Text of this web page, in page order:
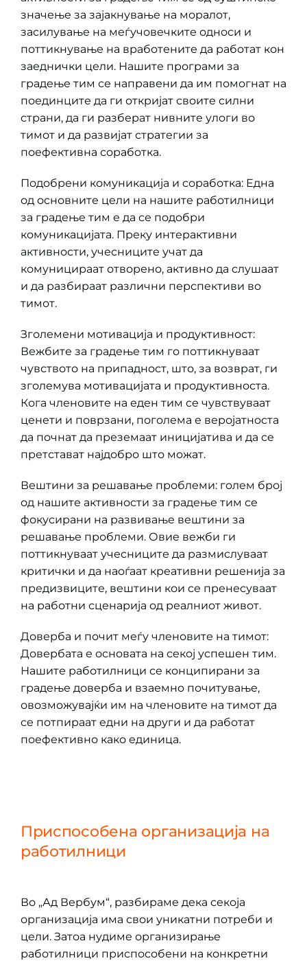
значење за зајакнување на моралот,
засилување на меѓучовечките односи и
поттикнување на вработените да работат кон
заеднички цели. Нашите програми за
градење тим се направени да им помогнат на
поединците да ги откријат своите силни
страни, да ги разберат нивните улоги во
тимот и да развијат стратегии за
поефективна соработка.
Подобрени комуникација и соработка: Една
од основните цели на нашите работилници
за градење тим е да се подобри
комуникацијата. Преку интерактивни
активности, учесниците учат да
комуницираат отворено, активно да слушаат
и да разбираат различни перспективи во
тимот.
Зголемени мотивација и продуктивност:
Вежбите за градење тим го поттикнуваат
чувството на припадност, што, за возврат, ги
зголемува мотивацијата и продуктивноста.
Кога членовите на еден тим се чувствуваат
ценети и поврзани, поголема е веројатноста
да почнат да преземаат иницијатива и да се
претстават најдобро што можат.
Вештини за решавање проблеми: голем број
од нашите активности за градење тим се
фокусирани на развивање вештини за
решавање проблеми. Овие вежби ги
поттикнуваат учесниците да размислуваат
критички и да наоѓаат креативни решенија за
предизвиците, вештини кои се пренесуваат
на работни сценарија од реалниот живот.
Доверба и почит меѓу членовите на тимот:
Довербата е основата на секој успешен тим.
Нашите работилници се конципирани за
градење доверба и взаемно почитување,
овозможувајќи им на членовите на тимот да
се потпираат едни на други и да работат
поефективно како единица.
Приспособена организација на
работилници
Во „Ад Вербум“, разбираме дека секоја
организација има свои уникатни потреби и
цели. Затоа нудиме организирање
работилници приспособени на конкретни